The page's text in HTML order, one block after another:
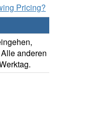
Pricing?
anderen